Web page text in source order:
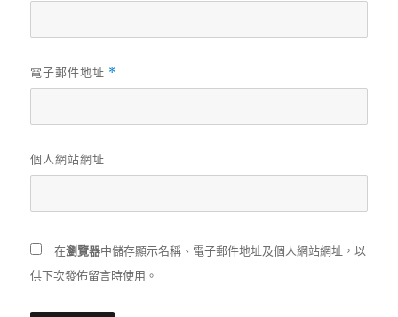
電子郵件地址 *
個人網站網址
在瀏覽器中儲存顯示名稱、電子郵件地址及個人網站網址，以
供下次發佈留言時使用。